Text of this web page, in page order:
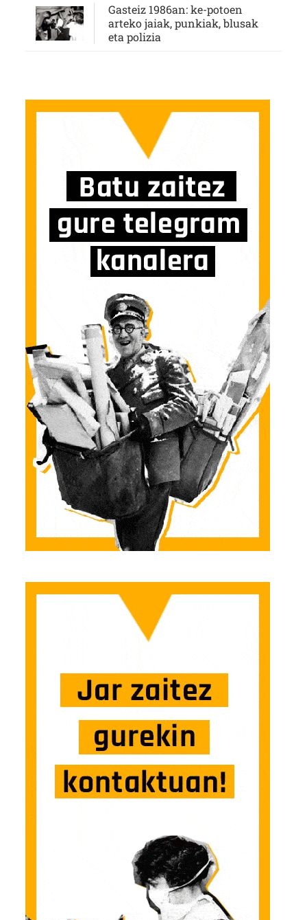
Gasteiz 1986an: ke-potoen
arteko jaiak, punkiak, blusak
eta polizia